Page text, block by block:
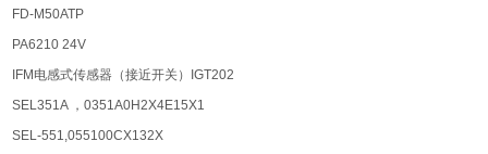
FD-M50ATP
PA6210 24V
IFM电感式传感器（接近开关）IGT202
SEL351A ，0351A0H2X4E15X1
SEL-551,055100CX132X